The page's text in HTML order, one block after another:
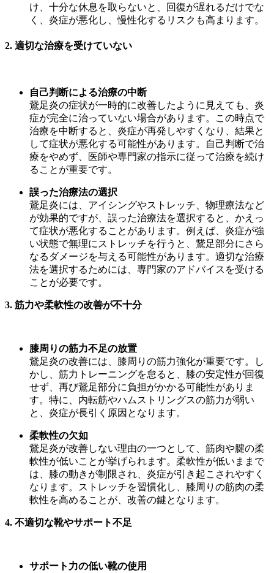
け、十分な休息を取らないと、回復が遅れるだけでな
く、炎症が悪化し、慢性化するリスクも高まります。
2. 適切な治療を受けていない
自己判断による治療の中断
鵞足炎の症状が一時的に改善したように見えても、炎
症が完全に治っていない場合があります。この時点で
治療を中断すると、炎症が再発しやすくなり、結果と
して症状が悪化する可能性があります。自己判断で治
療をやめず、医師や専門家の指示に従って治療を続け
ることが重要です。
誤った治療法の選択
鵞足炎には、アイシングやストレッチ、物理療法など
が効果的ですが、誤った治療法を選択すると、かえっ
て症状が悪化することがあります。例えば、炎症が強
い状態で無理にストレッチを行うと、鵞足部分にさら
なるダメージを与える可能性があります。適切な治療
法を選択するためには、専門家のアドバイスを受ける
ことが必要です。
3. 筋力や柔軟性の改善が不十分
膝周りの筋力不足の放置
鵞足炎の改善には、膝周りの筋力強化が重要です。し
かし、筋力トレーニングを怠ると、膝の安定性が回復
せず、再び鵞足部分に負担がかかる可能性がありま
す。特に、内転筋やハムストリングスの筋力が弱い
と、炎症が長引く原因となります。
柔軟性の欠如
鵞足炎が改善しない理由の一つとして、筋肉や腱の柔
軟性が低いことが挙げられます。柔軟性が低いままで
は、膝の動きが制限され、炎症が引き起こされやすく
なります。ストレッチを習慣化し、膝周りの筋肉の柔
軟性を高めることが、改善の鍵となります。
4. 不適切な靴やサポート不足
サポート力の低い靴の使用